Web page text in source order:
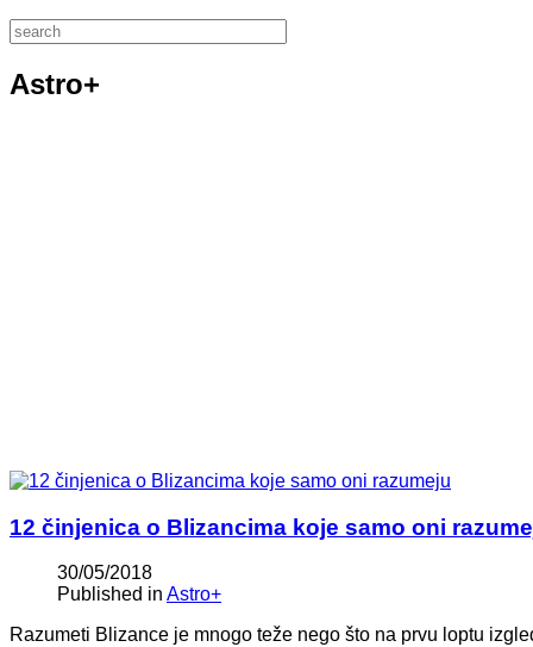
Astro+
12 činjenica o Blizancima koje samo oni
30/05/2018
Published in Astro+
Razumeti Blizance je mnogo teže nego što na prvu loptu